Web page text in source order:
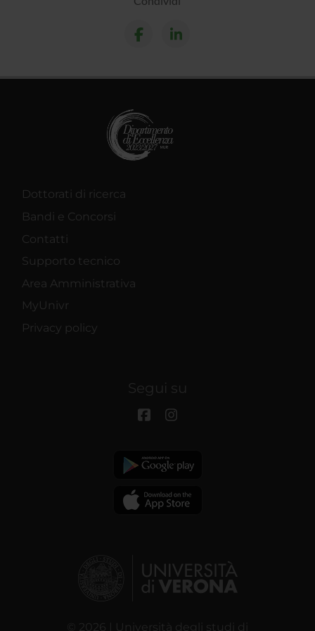
Dottorati di ricerca
Bandi e Concorsi
Contatti
Supporto tecnico
Area Amministrativa
MyUnivr
Privacy policy
Segui su
© 2026 | Università degli studi di